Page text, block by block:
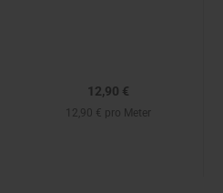
12,90 €
12,90 € pro Meter